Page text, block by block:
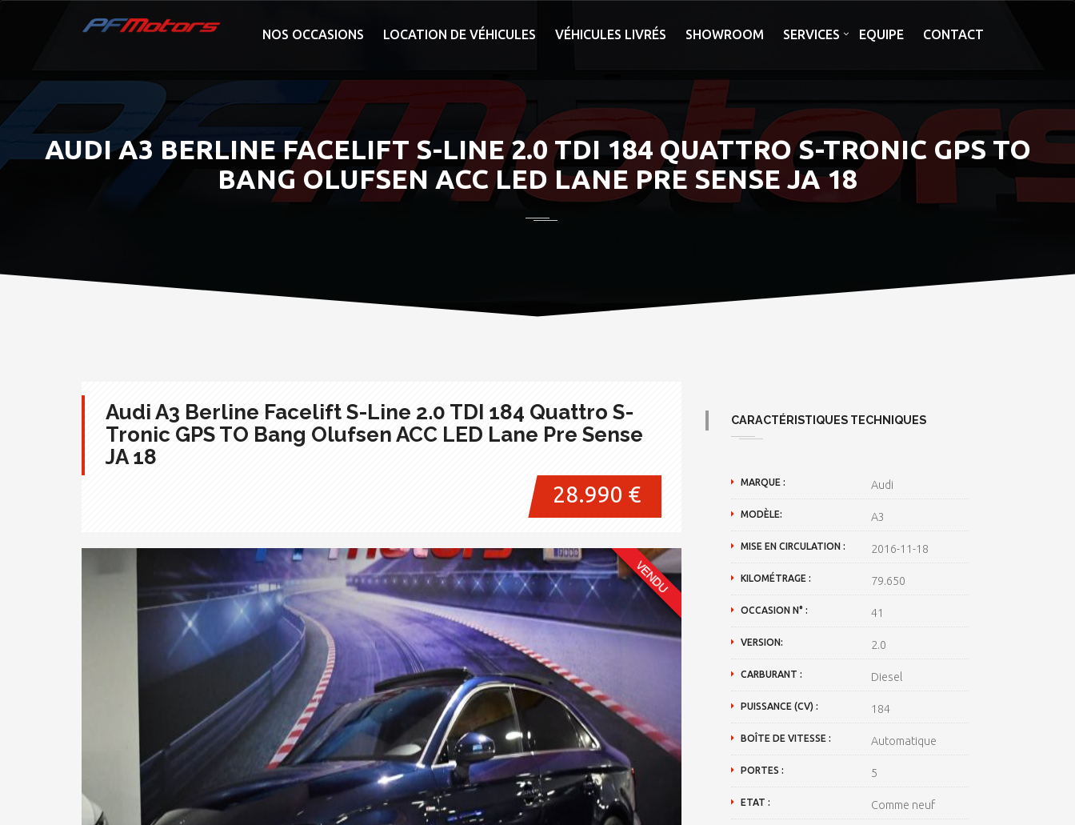
NOS OCCASIONS LOCATION DE VÉHICULES VÉHICULES LIVRÉS SHOWROOM SERVICES EQUIPE CONTACT
AUDI A3 BERLINE FACELIFT S-LINE 2.0 TDI 184 QUATTRO S-TRONIC GPS TO
BANG OLUFSEN ACC LED LANE PRE SENSE JA 18
Audi A3 Berline Facelift S-Line 2.0 TDI 184 Quattro S-
Tronic GPS TO Bang Olufsen ACC LED Lane Pre Sense
JA 18
28.990 €
CARACTÉRISTIQUES TECHNIQUES
MARQUE : Audi
MODÈLE: A3
MISE EN CIRCULATION : 2016-11-18
KILOMÉTRAGE : 79.650
OCCASION N° : 41
VERSION: 2.0
CARBURANT : Diesel
PUISSANCE (CV) : 184
BOÎTE DE VITESSE : Automatique
PORTES : 5
ETAT : Comme neuf